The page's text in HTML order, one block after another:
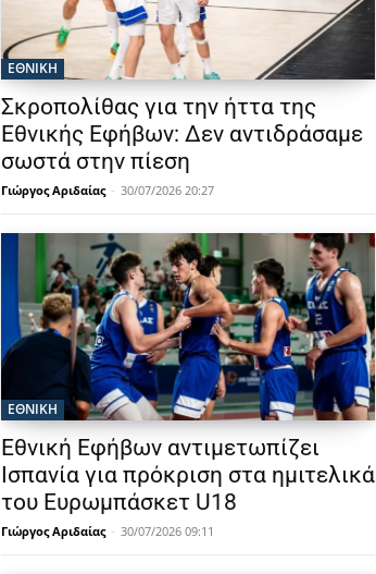
ΕΘΝΙΚΉ
Σκροπολίθας για την ήττα της
Εθνικής Εφήβων: Δεν αντιδράσαμε
σωστά στην πίεση
Γιώργος Αριδαίας - 30/07/2026 20:27
ΕΘΝΙΚΉ
Εθνική Εφήβων αντιμετωπίζει
Ισπανία για πρόκριση στα ημιτελικά
του Ευρωμπάσκετ U18
Γιώργος Αριδαίας - 30/07/2026 09:11